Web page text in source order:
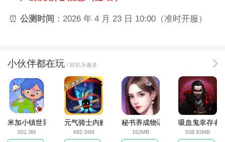
⏰ 公测时间 ：2026 年 4 月 23 日 10:00（准时开服）
小伙伴都在玩 / 联机乐趣多
米加小镇世界2025官方版
501.3M
元气骑士内购破解版
682.34M
秘书养成物语
162MB
吸血鬼幸存者
538.93MB